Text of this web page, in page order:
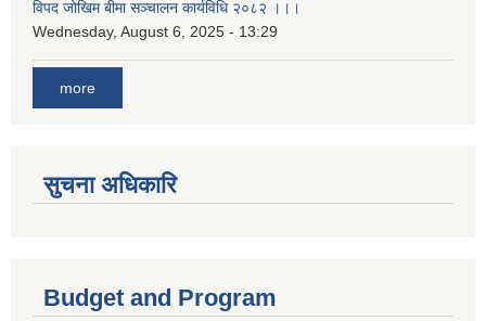
विपद जोखिम बीमा सञ्चालन कार्यविधि २०८२ ।।।
Wednesday, August 6, 2025 - 13:29
more
सुचना अधिकारि
Budget and Program